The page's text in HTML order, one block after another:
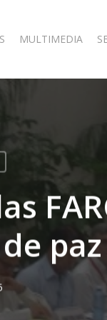
MULTIMEDIA
paz